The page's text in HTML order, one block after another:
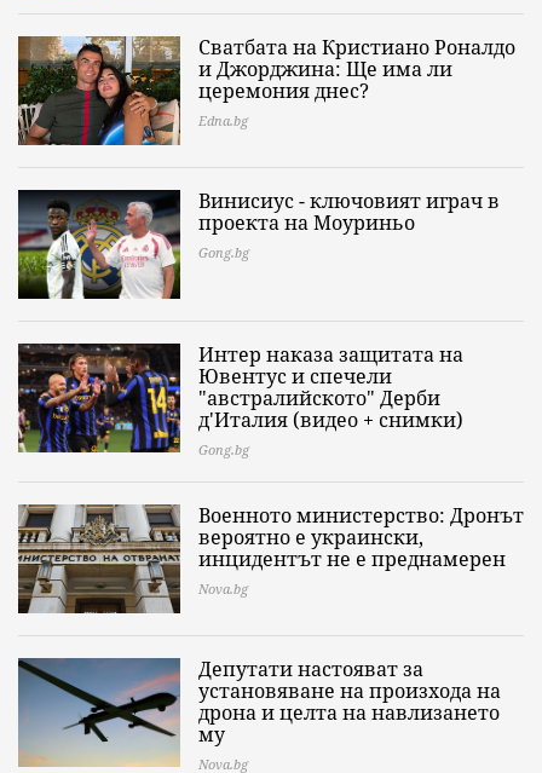
Сватбата на Кристиано Роналдо
и Джорджина: Ще има ли
церемония днес?
Edna.bg
Винисиус - ключовият играч в
проекта на Моуриньо
Gong.bg
Интер наказа защитата на
Ювентус и спечели
"австралийското" Дерби
д'Италия (видео + снимки)
Gong.bg
Военното министерство: Дронът
вероятно е украински,
инцидентът не е преднамерен
Nova.bg
Депутати настояват за
установяване на произхода на
дрона и целта на навлизането
му
Nova.bg